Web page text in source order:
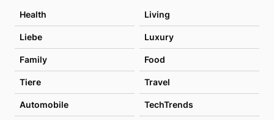
Health Living
Liebe Luxury
Family Food
Tiere Travel
Automobile TechTrends